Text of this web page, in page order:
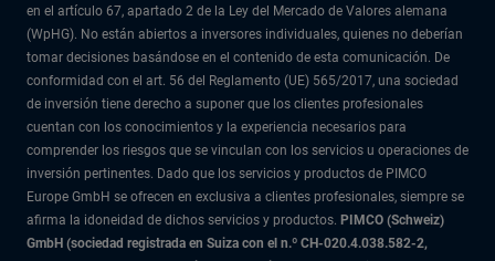
en el artículo 67, apartado 2 de la Ley del Mercado de Valores alemana
(WpHG). No están abiertos a inversores individuales, quienes no deberían
tomar decisiones basándose en el contenido de esta comunicación. De
conformidad con el art. 56 del Reglamento (UE) 565/2017, una sociedad
de inversión tiene derecho a suponer que los clientes profesionales
cuentan con los conocimientos y la experiencia necesarios para
comprender los riesgos que se vinculan con los servicios u operaciones de
inversión pertinentes. Dado que los servicios y productos de PIMCO
Europe GmbH se ofrecen en exclusiva a clientes profesionales, siempre se
afirma la idoneidad de dichos servicios y productos. PIMCO (Schweiz)
GmbH (sociedad registrada en Suiza con el n.º CH-020.4.038.582-2,